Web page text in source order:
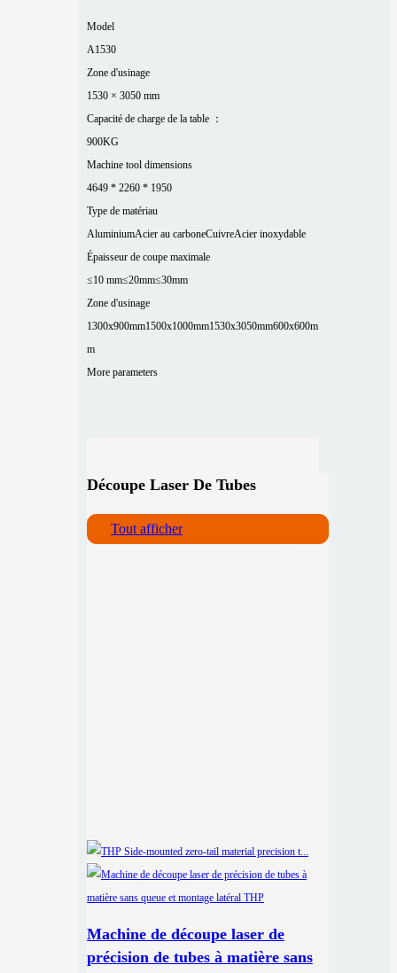
Model
A1530
Zone d'usinage
1530 × 3050 mm
Capacité de charge de la table ：
900KG
Machine tool dimensions
4649 * 2260 * 1950
Type de matériau
AluminiumAcier au carboneCuivreAcier inoxydable
Épaisseur de coupe maximale
≤10 mm≤20mm≤30mm
Zone d'usinage
1300x900mm1500x1000mm1530x3050mm600x600m
m
More parameters
Découpe Laser De Tubes
Tout afficher
Machine de découpe laser de
précision de tubes à matière sans